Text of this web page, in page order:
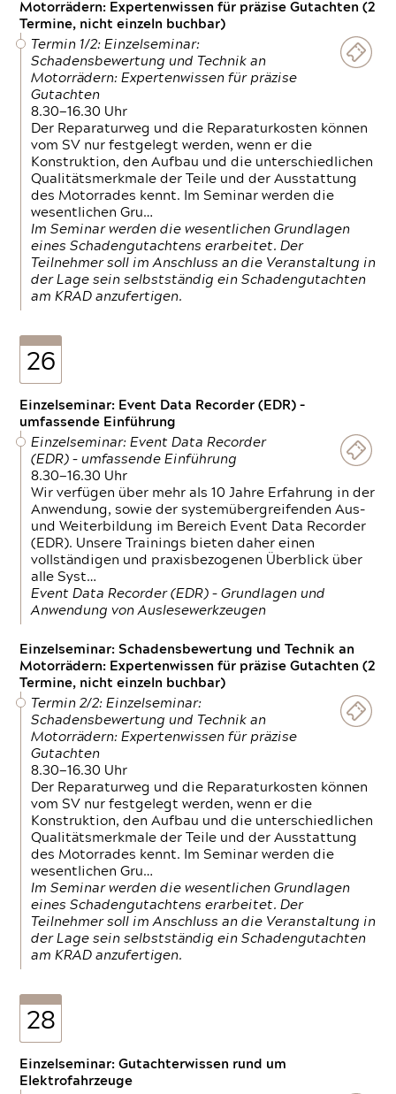
Motorrädern: Expertenwissen für präzise Gutachten (2
Termine, nicht einzeln buchbar)
Termin 1/2: Einzelseminar:
Schadensbewertung und Technik an
Motorrädern: Expertenwissen für präzise
Gutachten
8.30—16.30 Uhr
Der Reparaturweg und die Reparaturkosten können
vom SV nur festgelegt werden, wenn er die
Konstruktion, den Aufbau und die unterschiedlichen
Qualitätsmerkmale der Teile und der Ausstattung
des Motorrades kennt. Im Seminar werden die
wesentlichen Gru…
Im Seminar werden die wesentlichen Grundlagen
eines Schadengutachtens erarbeitet. Der
Teilnehmer soll im Anschluss an die Veranstaltung in
der Lage sein selbstständig ein Schadengutachten
am KRAD anzufertigen.
26
Einzelseminar: Event Data Recorder (EDR) –
umfassende Einführung
Einzelseminar: Event Data Recorder
(EDR) – umfassende Einführung
8.30—16.30 Uhr
Wir verfügen über mehr als 10 Jahre Erfahrung in der
Anwendung, sowie der systemübergreifenden Aus-
und Weiterbildung im Bereich Event Data Recorder
(EDR). Unsere Trainings bieten daher einen
vollständigen und praxisbezogenen Überblick über
alle Syst…
Event Data Recorder (EDR) – Grundlagen und
Anwendung von Auslesewerkzeugen
Einzelseminar: Schadensbewertung und Technik an
Motorrädern: Expertenwissen für präzise Gutachten (2
Termine, nicht einzeln buchbar)
Termin 2/2: Einzelseminar:
Schadensbewertung und Technik an
Motorrädern: Expertenwissen für präzise
Gutachten
8.30—16.30 Uhr
Der Reparaturweg und die Reparaturkosten können
vom SV nur festgelegt werden, wenn er die
Konstruktion, den Aufbau und die unterschiedlichen
Qualitätsmerkmale der Teile und der Ausstattung
des Motorrades kennt. Im Seminar werden die
wesentlichen Gru…
Im Seminar werden die wesentlichen Grundlagen
eines Schadengutachtens erarbeitet. Der
Teilnehmer soll im Anschluss an die Veranstaltung in
der Lage sein selbstständig ein Schadengutachten
am KRAD anzufertigen.
28
Einzelseminar: Gutachterwissen rund um
Elektrofahrzeuge